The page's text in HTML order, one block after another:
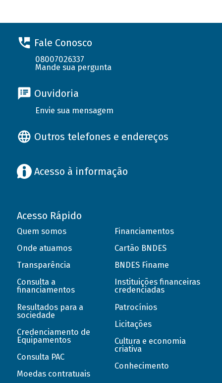
Fale Conosco
08007026337
Mande sua pergunta
Ouvidoria
Envie sua mensagem
Outros telefones e endereços
Acesso à informação
Acesso Rápido
Quem somos
Onde atuamos
Transparência
Consulta a
financiamentos
Resultados para a
sociedade
Credenciamento de
Equipamentos
Consulta PAC
Moedas contratuais
Financiamentos
Cartão BNDES
BNDES Finame
Instituições financeiras
credenciadas
Patrocínios
Licitações
Cultura e economia
criativa
Conhecimento